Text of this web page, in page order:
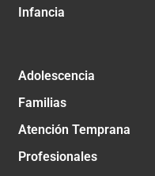
Infancia
Adolescencia
Familias
Atención Temprana
Profesionales